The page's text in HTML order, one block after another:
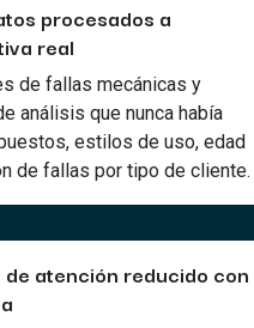
procesados a
real
de fallas mecánicas y
análisis que nunca había
estilos de uso, edad
de fallas por tipo de cliente.
atención reducido con